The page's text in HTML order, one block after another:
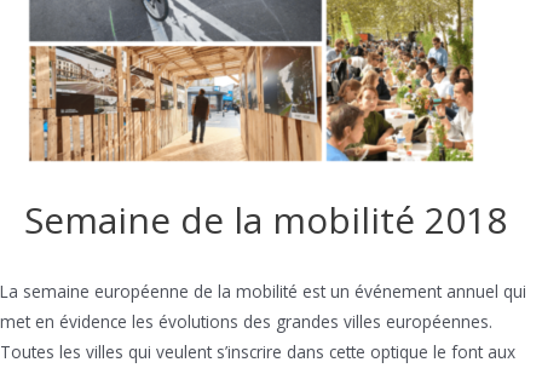
Semaine de la mobilité 2018
La semaine européenne de la mobilité est un événement annuel qui
met en évidence les évolutions des grandes villes européennes.
Toutes les villes qui veulent s’inscrire dans cette optique le font aux